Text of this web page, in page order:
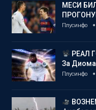
МЕСИ
Плусинфо
РЕАЛ
За
Плусинфо